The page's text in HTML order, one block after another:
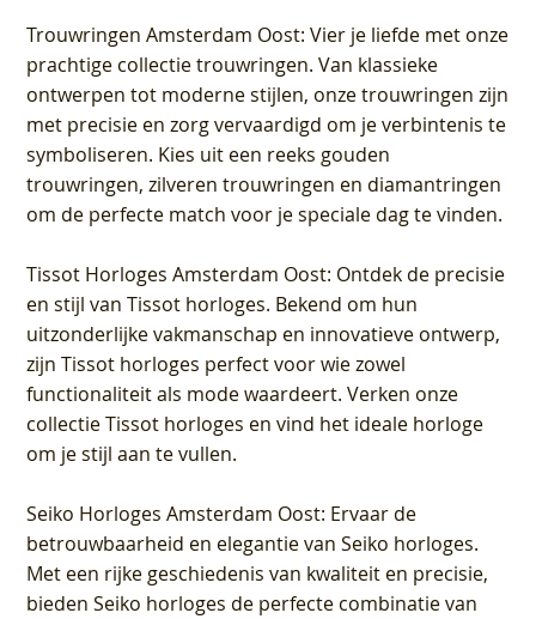
Trouwringen Amsterdam Oost: Vier je liefde met onze
prachtige collectie trouwringen. Van klassieke
ontwerpen tot moderne stijlen, onze trouwringen zijn
met precisie en zorg vervaardigd om je verbintenis te
symboliseren. Kies uit een reeks gouden
trouwringen, zilveren trouwringen en diamantringen
om de perfecte match voor je speciale dag te vinden.
Tissot Horloges Amsterdam Oost: Ontdek de precisie
en stijl van Tissot horloges. Bekend om hun
uitzonderlijke vakmanschap en innovatieve ontwerp,
zijn Tissot horloges perfect voor wie zowel
functionaliteit als mode waardeert. Verken onze
collectie Tissot horloges en vind het ideale horloge
om je stijl aan te vullen.
Seiko Horloges Amsterdam Oost: Ervaar de
betrouwbaarheid en elegantie van Seiko horloges.
Met een rijke geschiedenis van kwaliteit en precisie,
bieden Seiko horloges de perfecte combinatie van